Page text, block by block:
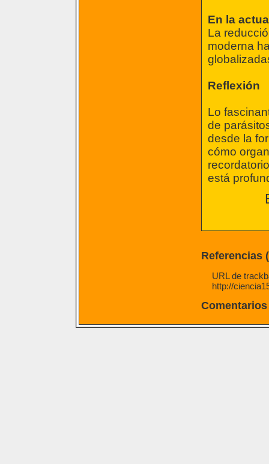
En la
La
moderna
Reflexión
Lo
de
desde la
cómo
está
Referencias
URL de
http://
Comentarios